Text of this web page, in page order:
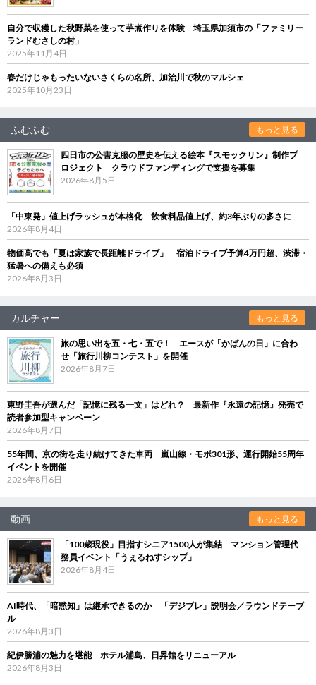
自分で収穫した秋野菜を使って芋煮作りを体験 埼玉県加須市の「ファミリー
ランドむさしの村」
2025年11月4日
春だけじゃもったいないさくらの名所、加治川で秋のマルシェ
2025年10月23日
ふむふむ もっと見る
四日市の公害克服の歴史を伝える絵本『スモックリン』制作プ
ロジェクト クラウドファンディングで支援を募集
2026年8月5日
「中東発」値上げラッシュが本格化 飲食料品値上げ、約3年ぶりの多さに
2026年8月4日
物価高でも「夏は家族で長距離ドライブ」 宿泊ドライブ予算4万円超、渋滞・
猛暑への備えも必須
2026年8月3日
カルチャー もっと見る
旅の思い出を五・七・五で！ エースが「かばんの日」に合わ
せ「旅行川柳コンテスト」を開催
2026年8月7日
東野圭吾が選んだ「記憶に残る一文」はどれ？ 最新作『永遠の記憶』発売で
読者参加型キャンペーン
2026年8月7日
55年間、京の街を走り続けてきた車両 嵐山線・モボ301形、運行開始55周年
イベントを開催
2026年8月6日
動画 もっと見る
「100歳現役」目指すシニア1500人が集結 マンション管理代
務員イベント「うぇるねすシップ」
2026年8月4日
AI時代、「暗黙知」は継承できるのか 「デジブレ」説明会／ラウンドテーブ
ル
2026年8月3日
紀伊勝浦の魅力を堪能 ホテル浦島、日昇館をリニューアル
2026年8月3日